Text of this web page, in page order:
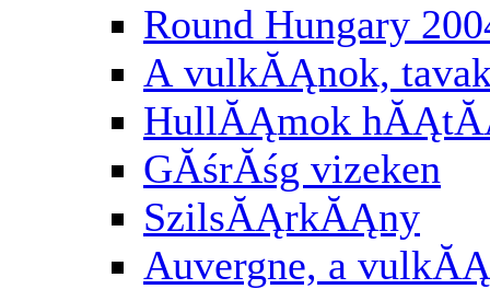
Round Hungary
A vulkĂĄnok,
HullĂĄmok
GĂśrĂśg vizeken
SzilsĂĄrkĂĄny
Auvergne, a